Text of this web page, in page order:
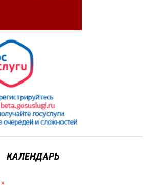
КАЛЕНДАРЬ
»